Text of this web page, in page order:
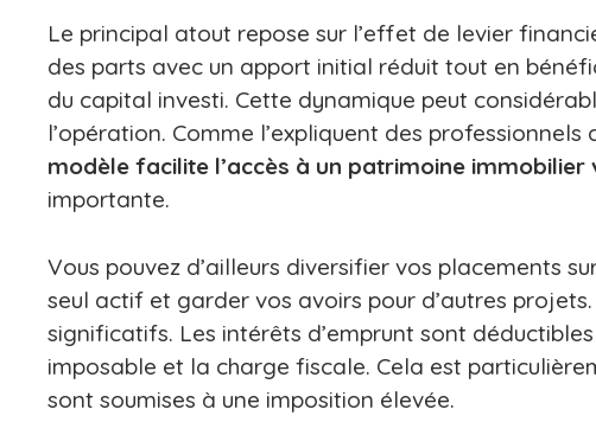
Le principal atout repose sur l’effet de levier
des parts avec un apport initial réduit tout en
du capital investi. Cette dynamique peut
l’opération. Comme l’expliquent des professionnels
modèle facilite l’accès à un patrimoine immobilier
importante.
Vous pouvez d’ailleurs diversifier vos placements
seul actif et garder vos avoirs pour d’autres
significatifs. Les intérêts d’emprunt sont
imposable et la charge fiscale. Cela est
sont soumises à une imposition élevée.